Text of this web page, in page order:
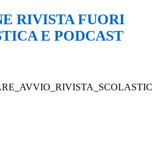
RIVISTA FUORI
E PODCAST